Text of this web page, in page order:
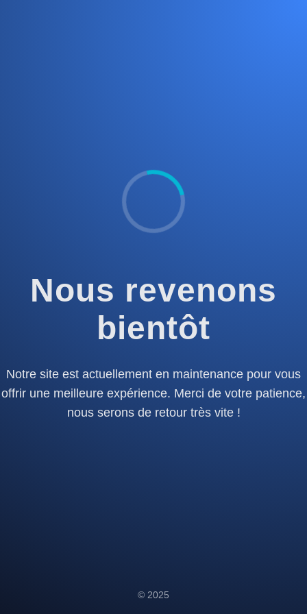
Nous revenons
bientôt
Notre site est actuellement en maintenance pour vous
offrir une meilleure expérience. Merci de votre patience,
nous serons de retour très vite !
© 2025